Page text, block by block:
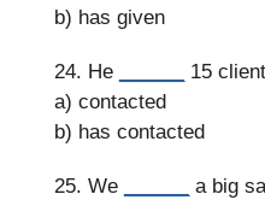
b) has given
24. He
15
a) contacted
b) has contacted
25. We
a big